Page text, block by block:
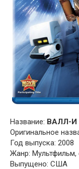
Название: ВАЛЛ-И
Оригинальное
Год выпуска: 2008
Жанр: Мультфильм,
Выпущено: США